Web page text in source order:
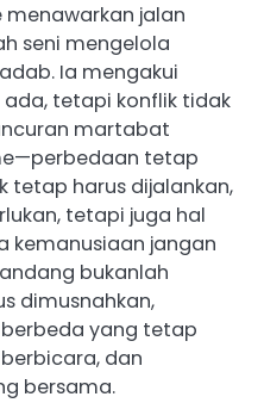
menawarkan jalan
seni mengelola
Ia mengakui
tetapi konflik tidak
martabat
tetap
tetap harus dijalankan,
tetapi juga hal
kemanusiaan jangan
bukanlah
dimusnahkan,
yang tetap
dan
bersama.